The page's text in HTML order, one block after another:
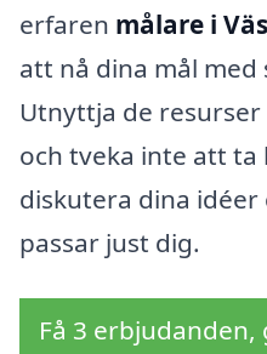
erfaren målare i
att nå dina mål
Utnyttja de
och tveka inte att
diskutera dina
passar just dig.
Få 3